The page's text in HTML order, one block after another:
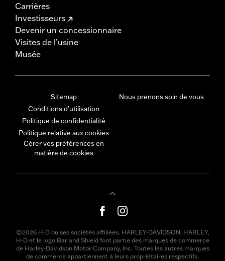
Carrières
Investisseurs
Devenir un concessionnaire
Visites de l’usine
Musée
Sitemap
Conditions d'utilisation
Politique de confidentialité
Politique relative aux cookies
Gérer vos préférences en
matière de cookies
Nous prenons soin de vous
©2026 H-D ou ses sociétés affiliées. HARLEY-DAVIDSON, HARLEY,
H-D et le logo Bar and Shield font partie des marques de commerce
de Harley-Davidson Motor Company, Inc. Toutes les autres marques
de commerce appartiennent à leurs propriétaires respectifs.